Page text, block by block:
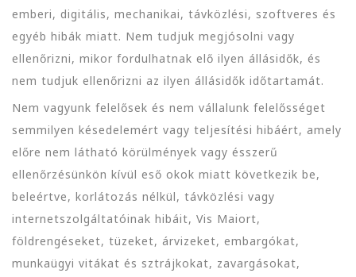
emberi, digitális, mechanikai, távközlési, szoftveres és
egyéb hibák miatt. Nem tudjuk megjósolni vagy
ellenőrizni, mikor fordulhatnak elő ilyen állásidők, és
nem tudjuk ellenőrizni az ilyen állásidők időtartamát.
Nem vagyunk felelősek és nem vállalunk felelősséget
semmilyen késedelemért vagy teljesítési hibáért, amely
előre nem látható körülmények vagy ésszerű
ellenőrzésünkön kívül eső okok miatt következik be,
beleértve, korlátozás nélkül, távközlési vagy
internetszolgáltatóinak hibáit, Vis Maiort,
földrengéseket, tüzeket, árvizeket, embargókat,
munkaügyi vitákat és sztrájkokat, zavargásokat,